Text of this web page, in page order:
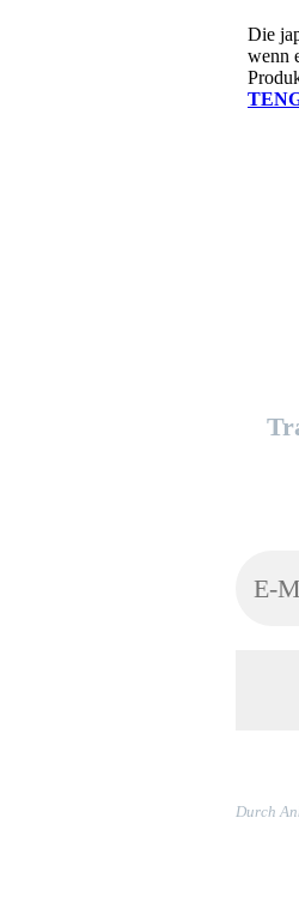
Die
wenn
Durch